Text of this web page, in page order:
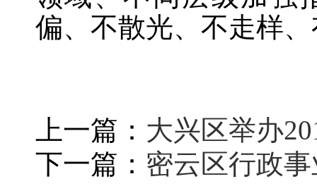
偏、不散光、不走样
上一篇： 大兴区举办
下一篇： 密云区行政